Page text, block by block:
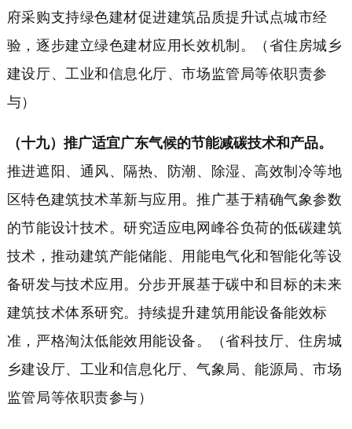
府采购支持绿色建材促进建筑品质提升试点城市经
验，逐步建立绿色建材应用长效机制。（省住房城乡
建设厅、工业和信息化厅、市场监管局等依职责参
与）
（十九）推广适宜广东气候的节能减碳技术和产品。
推进遮阳、通风、隔热、防潮、除湿、高效制冷等地
区特色建筑技术革新与应用。推广基于精确气象参数
的节能设计技术。研究适应电网峰谷负荷的低碳建筑
技术，推动建筑产能储能、用能电气化和智能化等设
备研发与技术应用。分步开展基于碳中和目标的未来
建筑技术体系研究。持续提升建筑用能设备能效标
准，严格淘汰低能效用能设备。（省科技厅、住房城
乡建设厅、工业和信息化厅、气象局、能源局、市场
监管局等依职责参与）